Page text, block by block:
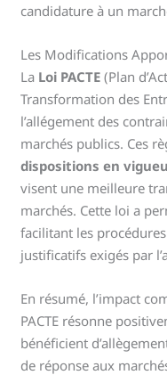
candidature à un
Les Modifications
La Loi PACTE (Plan
Transformation des
l’allégement des
marchés publics. Ces
dispositions en
visent une meilleure
marchés. Cette loi a
facilitant les
justificatifs exigés par
En résumé, l’impact
PACTE résonne
bénéficient
de réponse aux